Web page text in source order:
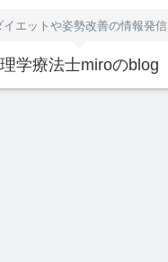
イエットや姿勢改善の情報発信
理学療法士miroのblog